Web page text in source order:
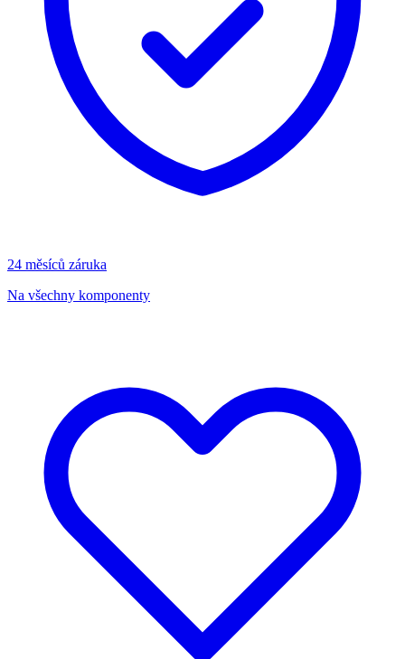
24 měsíců záruka
Na všechny komponenty